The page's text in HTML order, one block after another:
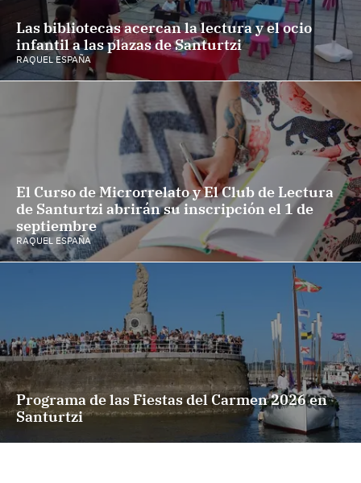
Las bibliotecas acercan la lectura y el ocio
infantil a las plazas de Santurtzi
RAQUEL ESPAÑA
El Curso de Microrrelato y El Club de Lectura
de Santurtzi abrirán su inscripción el 1 de
septiembre
RAQUEL ESPAÑA
Programa de las Fiestas del Carmen 2026 en
Santurtzi